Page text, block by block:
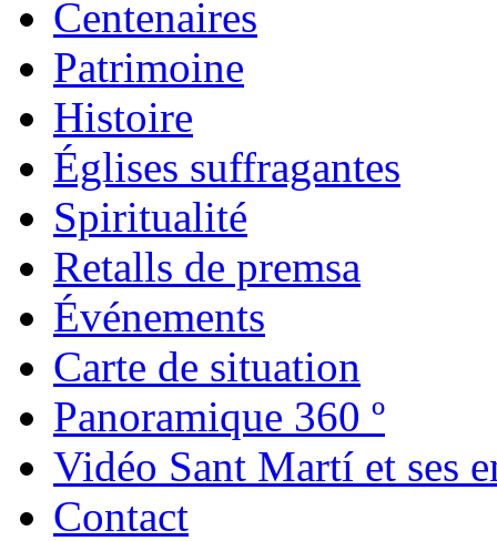
Centenaires
Patrimoine
Histoire
Églises suffragantes
Spiritualité
Retalls de premsa
Événements
Carte de situation
Panoramique 360 º
Vidéo Sant Martí et ses
Contact